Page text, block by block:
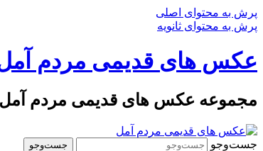
پرش به محتوای اصلی
پرش به محتوای ثانویه
عکس های قدیمی مردم
مجموعه عکس های قدیمی مردم آمل
جست‌وجو